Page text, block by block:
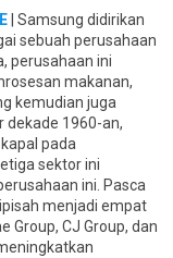
| Samsung didirikan
sebuah perusahaan
perusahaan ini
makanan,
kemudian juga
dekade 1960-an,
pada
sektor ini
ini. Pasca
menjadi empat
Group, CJ Group, dan